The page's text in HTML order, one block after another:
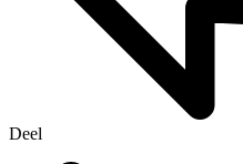
Deel